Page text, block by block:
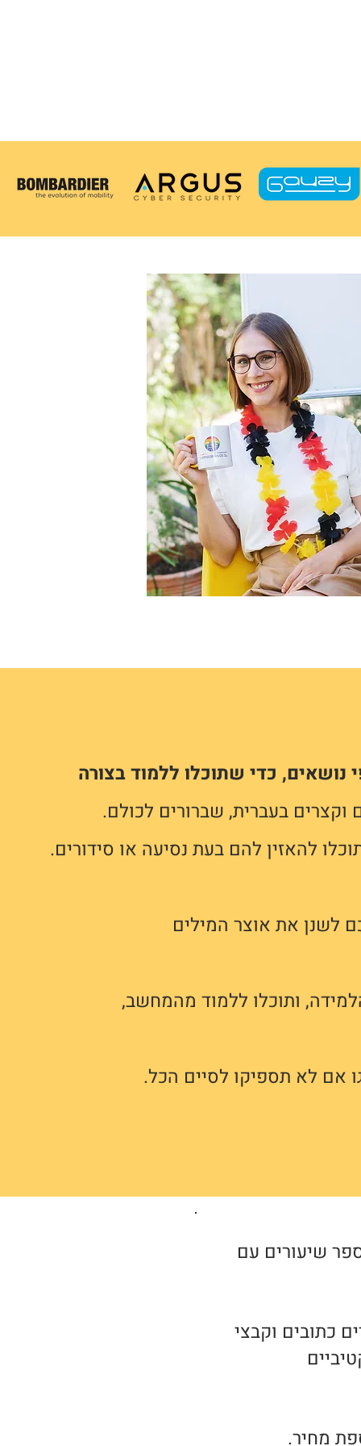
נושאים, כדי שתוכלו ללמוד בצורה
בעברית, שברורים לכולם.
להאזין להם בעת נסיעה או סידורים.
לשנן את אוצר המילים
ותוכלו ללמוד מהמחשב,
אם לא תספיקו לסיים הכל.
הזה הינה 390 ₪ - כמו מספר שיעורים עם
כתובים וקבצי
מחיר.